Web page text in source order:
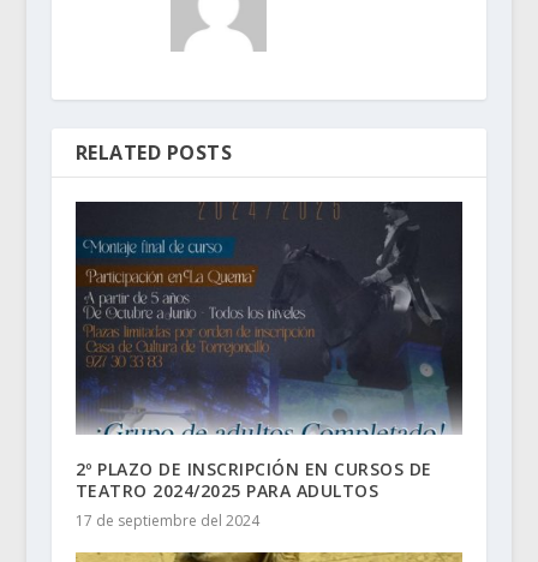
RELATED POSTS
2º PLAZO DE INSCRIPCIÓN EN CURSOS DE
TEATRO 2024/2025 PARA ADULTOS
17 de septiembre del 2024